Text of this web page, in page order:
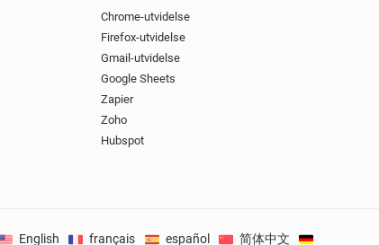
Chrome-utvidelse
Firefox-utvidelse
Gmail-utvidelse
Google Sheets
Zapier
Zoho
Hubspot
English français español 简体中文